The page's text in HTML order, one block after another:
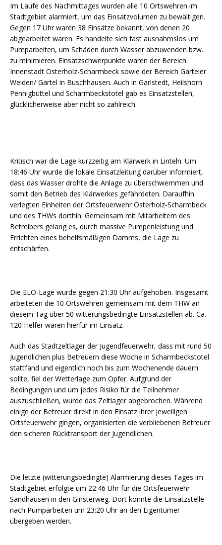
Im Laufe des Nachmittages wurden alle 10 Ortswehren im
Stadtgebiet alarmiert, um das Einsatzvolumen zu bewältigen.
Gegen 17 Uhr waren 38 Einsätze bekannt, von denen 20
abgearbeitet waren. Es handelte sich fast ausnahmslos um
Pumparbeiten, um Schäden durch Wasser abzuwenden bzw.
zu minimieren. Einsatzschwerpunkte waren der Bereich
Innenstadt Osterholz-Scharmbeck sowie der Bereich Garteler
Weiden/ Gartel in Buschhausen. Auch in Garlstedt, Heilshorn
Pennigbüttel und Scharmbeckstotel gab es Einsatzstellen,
glücklicherweise aber nicht so zahlreich.
Kritisch war die Lage kurzzeitig am Klärwerk in Linteln. Um
18:46 Uhr wurde die lokale Einsatzleitung darüber informiert,
dass das Wasser drohte die Anlage zu überschwemmen und
somit den Betrieb des Klärwerkes gefährdeten. Daraufhin
verlegten Einheiten der Ortsfeuerwehr Osterholz-Scharmbeck
und des THWs dorthin. Gemeinsam mit Mitarbeitern des
Betreibers gelang es, durch massive Pumpenleistung und
Errichten eines behelfsmäßigen Damms, die Lage zu
entschärfen.
Die ELO-Lage wurde gegen 21:30 Uhr aufgehoben. Insgesamt
arbeiteten die 10 Ortswehren gemeinsam mit dem THW an
diesem Tag über 50 witterungsbedingte Einsatzstellen ab. Ca.
120 Helfer waren hierfür im Einsatz.
Auch das Stadtzeltlager der Jugendfeuerwehr, dass mit rund 50
Jugendlichen plus Betreuern diese Woche in Scharmbeckstotel
stattfand und eigentlich noch bis zum Wochenende dauern
sollte, fiel der Wetterlage zum Opfer. Aufgrund der
Bedingungen und um jedes Risiko für die Teilnehmer
auszuschließen, wurde das Zeltlager abgebrochen. Während
einige der Betreuer direkt in den Einsatz ihrer jeweiligen
Ortsfeuerwehr gingen, organisierten die verbliebenen Betreuer
den sicheren Rücktransport der Jugendlichen.
Die letzte (witterungsbedingte) Alarmierung dieses Tages im
Stadtgebiet erfolgte um 22:46 Uhr für die Ortsfeuerwehr
Sandhausen in den Ginsterweg. Dort konnte die Einsatzstelle
nach Pumparbeiten um 23:20 Uhr an den Eigentümer
übergeben werden.